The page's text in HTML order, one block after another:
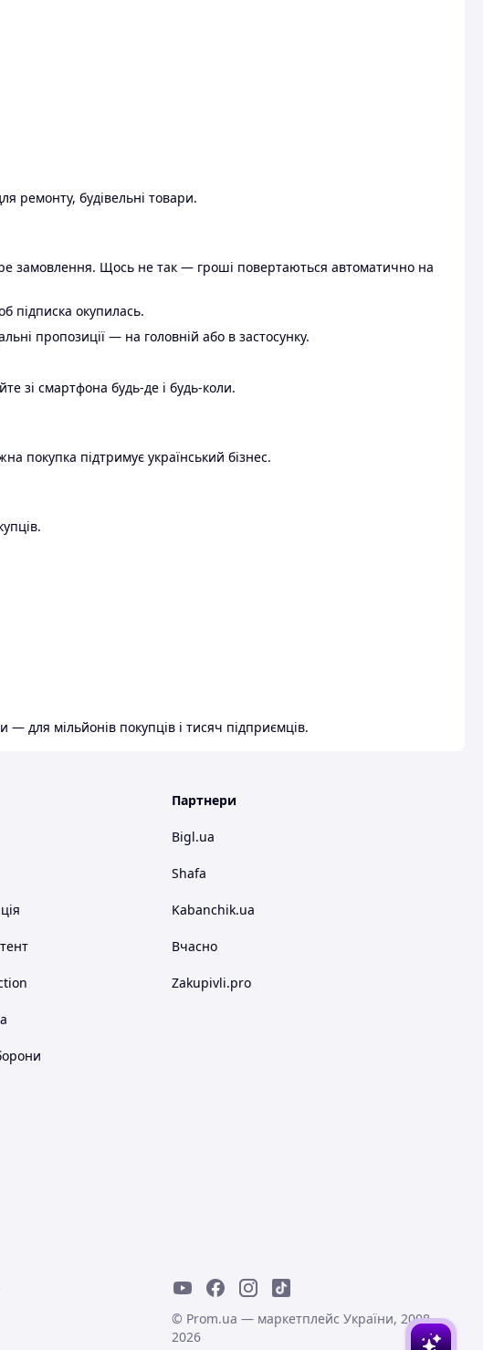
ремонту, будівельні товари.
замовлення. Щось не так — гроші повертаються автоматично на
підписка окупилась.
пропозиції — на головній або в застосунку.
зі смартфона будь-де і будь-коли.
покупка підтримує український бізнес.
для мільйонів покупців і тисяч підприємців.
Партнери
Bigl.ua
Shafa
Kabanchik.ua
Вчасно
Zakupivli.pro
© Prom.ua — маркетплейс України, 2008-
2026